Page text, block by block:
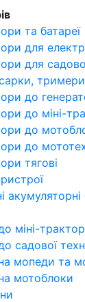
та батареї
для
для
до
до міні-
до
до
тягові
акумуляторні
міні-
садової
мопеди та
мотоблоки